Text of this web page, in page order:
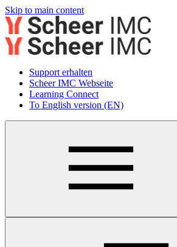
Skip to main content
Support erhalten
Scheer IMC Webseite
Learning Connect
To English version (EN)